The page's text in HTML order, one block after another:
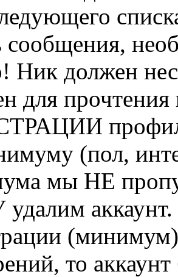
сообщения,
Ник должен
для
профиль
(пол,
мы НЕ
то